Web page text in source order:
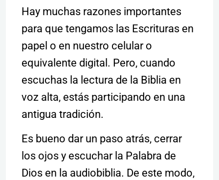
Hay muchas razones importantes
para que tengamos las Escrituras en
papel o en nuestro celular o
equivalente digital. Pero, cuando
escuchas la lectura de la Biblia en
voz alta, estás participando en una
antigua tradición.
Es bueno dar un paso atrás, cerrar
los ojos y escuchar la Palabra de
Dios en la audiobiblia. De este modo,